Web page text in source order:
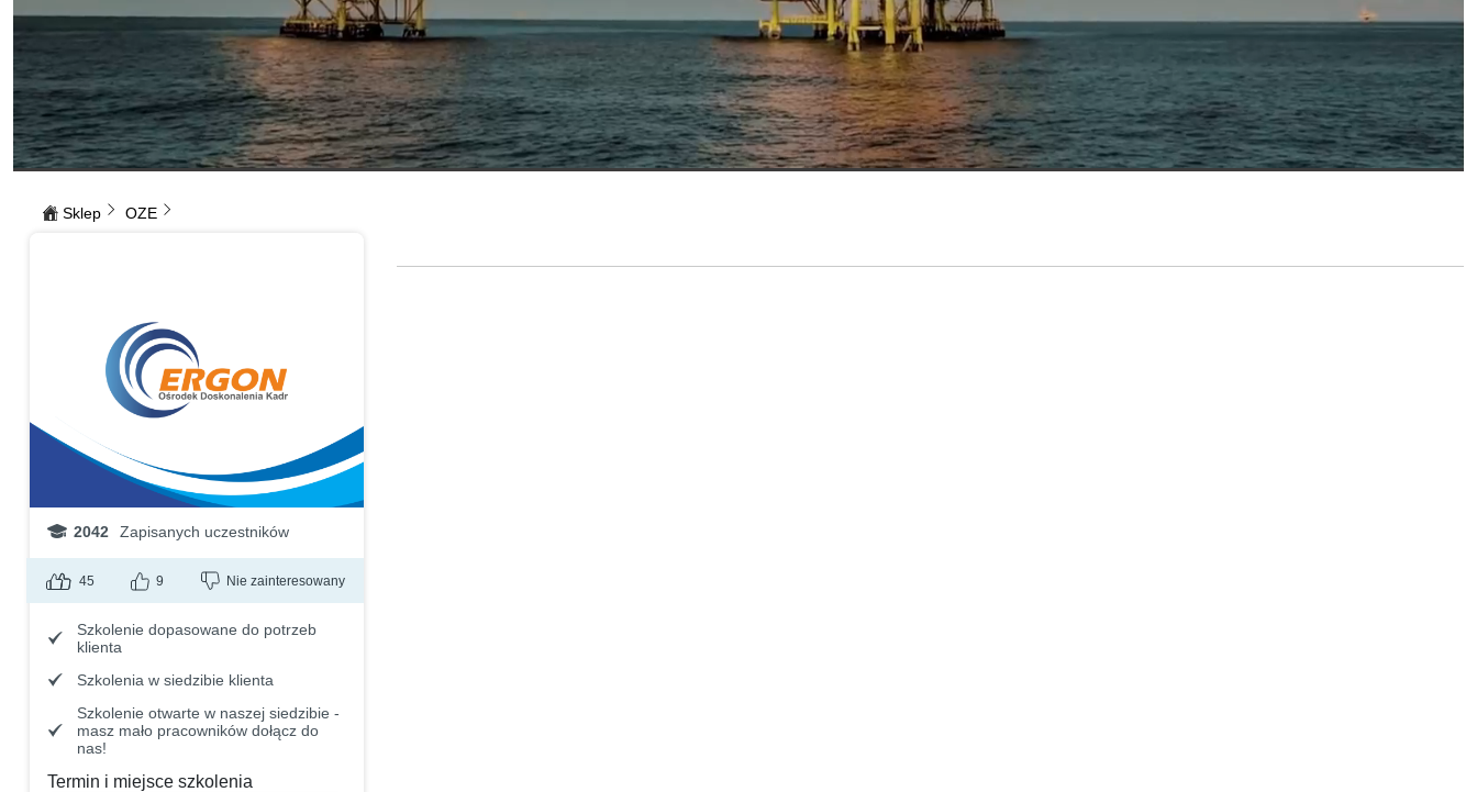
Sklep OZE
2042 Zapisanych uczestników
45 9 Nie zainteresowany
Szkolenie dopasowane do potrzeb
klienta
Szkolenia w siedzibie klienta
Szkolenie otwarte w naszej siedzibie -
masz mało pracowników dołącz do
nas!
Termin i miejsce szkolenia